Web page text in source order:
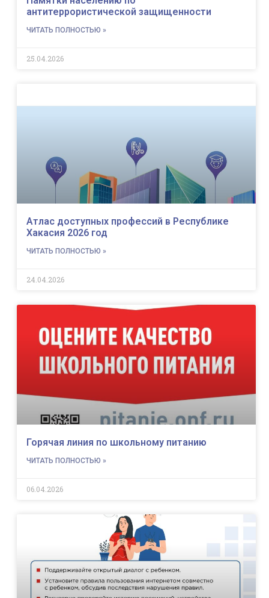
антитеррористической защищенности
ЧИТАТЬ ПОЛНОСТЬЮ »
25.04.2026
Атлас доступных профессий в Республике
Хакасия 2026 год
ЧИТАТЬ ПОЛНОСТЬЮ »
24.04.2026
Горячая линия по школьному питанию
ЧИТАТЬ ПОЛНОСТЬЮ »
06.04.2026